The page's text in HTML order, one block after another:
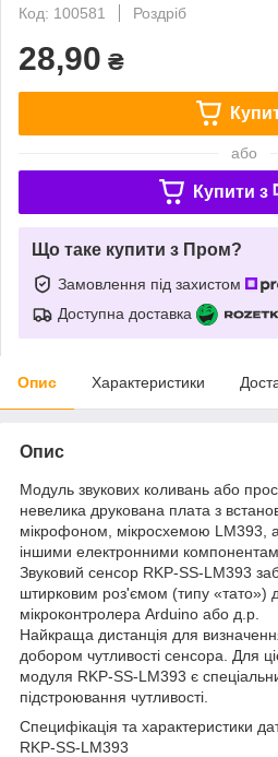
Код: 100581
Роздріб
28,90 ₴
або
Купити з
Що таке купити з Пром?
Замовлення під захистом
Доступна доставка
Опис Характеристики
Опис
Модуль звукових коливань або
невелика друкована плата з
мікрофоном, мікросхемою LM393,
іншими електронними
Звуковий сенсор RKP-SS-LM393
штирковим роз'ємом (типу «тато»)
мікроконтролера Arduino або д.р.
Найкраща дистанція для
добором чутливості сенсора. Для
модуля RKP-SS-LM393 є
підстроювання чутливості.
Специфікація та характеристики
RKP-SS-LM393